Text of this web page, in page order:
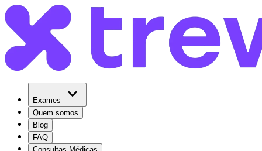
Exames
Quem somos
Blog
FAQ